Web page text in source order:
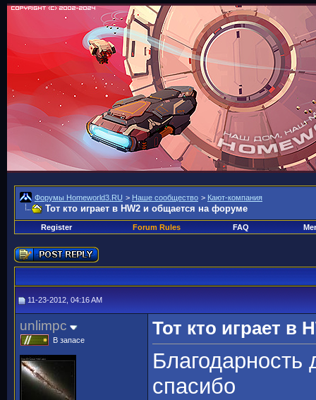
Форумы Homeworld3.RU > Наше сообщество > Кают-компания
Тот кто играет в HW2 и общается на форуме
Register Forum Rules FAQ
11-23-2012, 04:16 AM
unlimpc
В запасе
Тот кто играет в
Благодарность
спасибо